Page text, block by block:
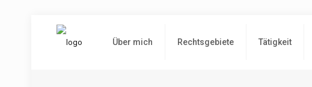
Über mich Rechtsgebiete Tätigkeit